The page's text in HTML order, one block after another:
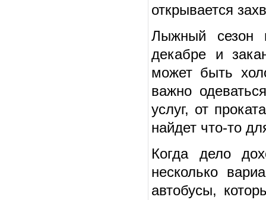
открывается
Лыжный сезон
декабре и
может быть
важно
услуг, от
найдет что-то
Когда дело
несколько
автобусы,